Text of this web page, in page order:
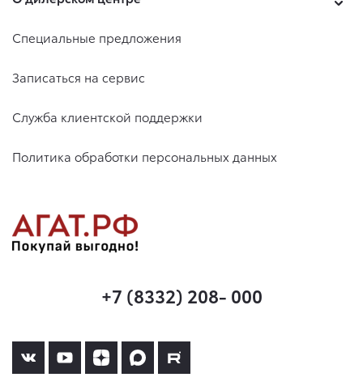
Специальные предложения
Записаться на сервис
Служба клиентской поддержки
Политика обработки персональных данных
+7 (8332) 208- 000